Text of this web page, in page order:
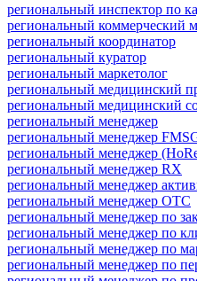
региональный инспектор по
региональный коммерческий
региональный координатор
региональный куратор
региональный маркетолог
региональный медицинский
региональный медицинский
региональный менеджер
региональный менеджер
региональный менеджер
региональный менеджер RX
региональный менеджер
региональный менеджер ОТС
региональный менеджер по
региональный менеджер по
региональный менеджер по
региональный менеджер по